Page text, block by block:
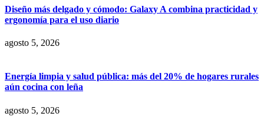
Diseño más delgado y cómodo: Galaxy A combina practicidad y
ergonomía para el uso diario
agosto 5, 2026
Energía limpia y salud pública: más del 20% de hogares rurales
aún cocina con leña
agosto 5, 2026